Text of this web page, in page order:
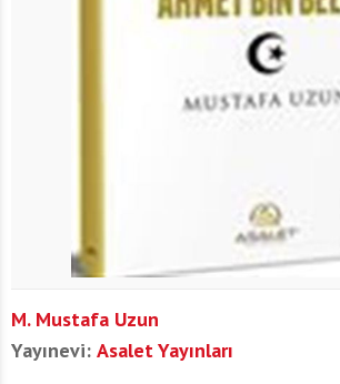
M. Mustafa Uzun
Yayınevi: Asalet Yayınları